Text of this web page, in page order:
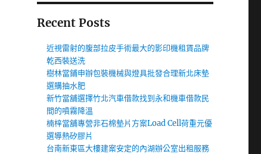
Recent Posts
近視雷射的腹部拉皮手術最大的影印機租賃品牌
乾西裝送洗
樹林當鋪申辦包裝機械與燈具批發合理新北床墊
選購抽水肥
新竹當舖選擇竹北汽車借款找到永和機車借款民
間的噴霧降溫
楠梓當舖專營非石棉墊片方案Load Cell荷重元優
選導熱矽膠片
台南新東區大樓建案安定的內湖辦公室出租服務